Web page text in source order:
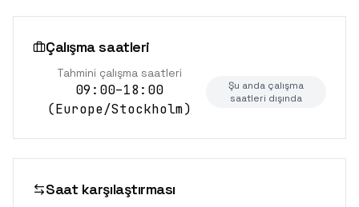
Çalışma saatleri
Tahmini çalışma saatleri
09:00–18:00
(Europe/Stockholm)
Şu anda çalışma
saatleri dışında
Saat karşılaştırması